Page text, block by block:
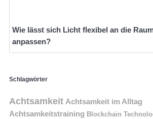
Wie lässt sich Licht flexibel an die
anpassen?
Schlagwörter
Achtsamkeit Achtsamkeit im Alltag
Achtsamkeitstraining Blockchain